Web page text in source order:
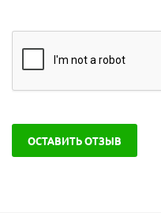
ОСТАВИТЬ ОТЗЫВ